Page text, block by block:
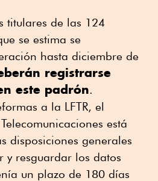
titulares de las 124
se estima se
hasta diciembre de
registrarse
este padrón.
a la LFTR, el
está
disposiciones generales
y resguardar los datos
un plazo de 180 días